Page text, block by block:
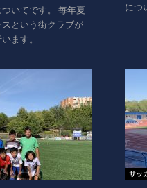
いてです。 毎年夏
という街クラブが
ます。
につ
サッ